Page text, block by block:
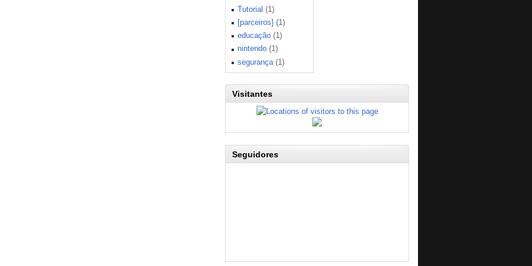
Tutorial (1)
[parceiros] (1)
educação (1)
nintendo (1)
segurança (1)
Visitantes
Seguidores